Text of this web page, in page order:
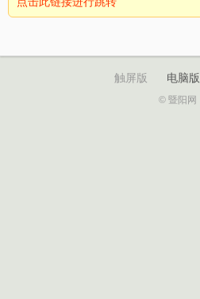
触屏版 电脑版
© 暨阳网